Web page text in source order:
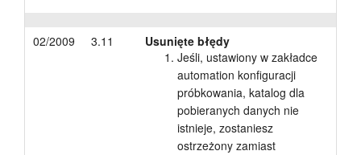
02/2009 3.11
Usunięte błędy
Jeśli, ustawiony w zakładce
automation konfiguracji
próbkowania, katalog dla
pobieranych danych nie
istnieje, zostaniesz
ostrzeżony zamiast